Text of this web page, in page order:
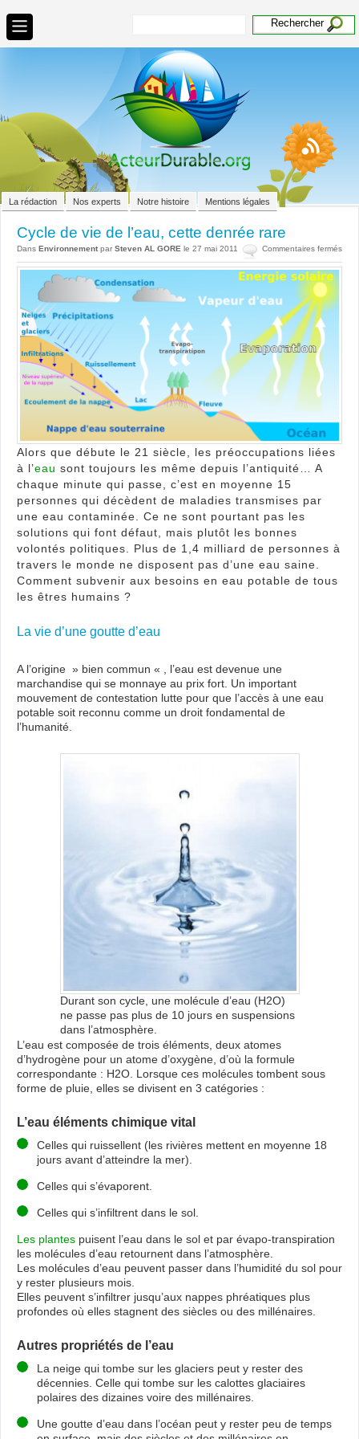
La rédaction Nos experts Notre histoire Mentions légales
Cycle de vie de l’eau, cette denrée rare
Dans Environnement par Steven AL GORE le 27 mai 2011 Commentaires ferméssur
Alors que débute le 21 siècle, les préoccupations liées
à l’eau sont toujours les même depuis l’antiquité… A
chaque minute qui passe, c’est en moyenne 15
personnes qui décèdent de maladies transmises par
une eau contaminée. Ce ne sont pourtant pas les
solutions qui font défaut, mais plutôt les bonnes
volontés politiques. Plus de 1,4 milliard de personnes à
travers le monde ne disposent pas d’une eau saine.
Comment subvenir aux besoins en eau potable de tous
les êtres humains ?
La vie d’une goutte d’eau
A l’origine » bien commun « , l’eau est devenue une
marchandise qui se monnaye au prix fort. Un important
mouvement de contestation lutte pour que l’accès à une eau
potable soit reconnu comme un droit fondamental de
l’humanité.
Durant son cycle, une molécule d’eau (H2O)
ne passe pas plus de 10 jours en suspensions
dans l’atmosphère.
L’eau est composée de trois éléments, deux atomes
d’hydrogène pour un atome d’oxygène, d’où la formule
correspondante : H2O. Lorsque ces molécules tombent sous
forme de pluie, elles se divisent en 3 catégories :
L’eau éléments chimique vital
Celles qui ruissellent (les rivières mettent en moyenne 18
jours avant d’atteindre la mer).
Celles qui s’évaporent.
Celles qui s’infiltrent dans le sol.
Les plantes puisent l’eau dans le sol et par évapo-transpiration
les molécules d’eau retournent dans l’atmosphère.
Les molécules d’eau peuvent passer dans l’humidité du sol pour
y rester plusieurs mois.
Elles peuvent s’infiltrer jusqu’aux nappes phréatiques plus
profondes où elles stagnent des siècles ou des millénaires.
Autres propriétés de l’eau
La neige qui tombe sur les glaciers peut y rester des
décennies. Celle qui tombe sur les calottes glaciaires
polaires des dizaines voire des millénaires.
Une goutte d’eau dans l’océan peut y rester peu de temps